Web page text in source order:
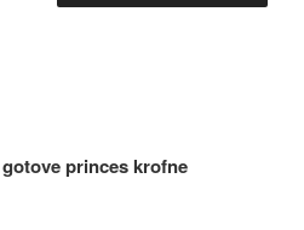
princes krofne